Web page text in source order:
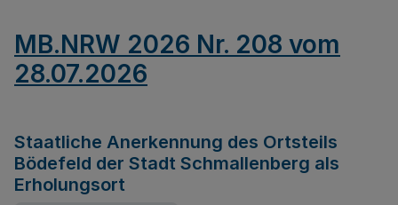
MB.NRW 2026 Nr. 208 vom
28.07.2026
Staatliche Anerkennung des Ortsteils
Bödefeld der Stadt Schmallenberg als
Erholungsort